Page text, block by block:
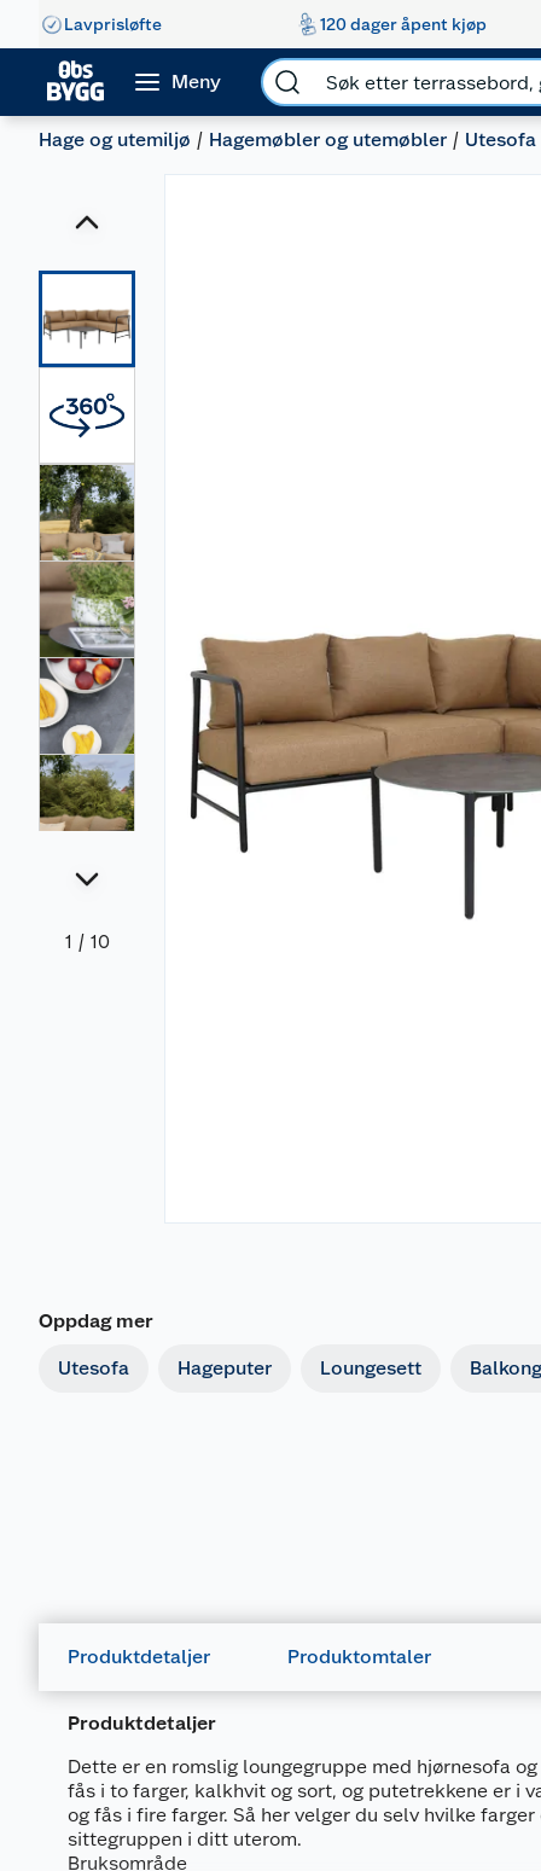
Lavprisløfte 120 dager åpent kjøp
Meny
Hage og utemiljø Hagemøbler og utemøbler Utesofa
1 / 10
Oppdag mer
Utesofa Hageputer Loungesett
Produktdetaljer Produktomtaler
Produktdetaljer
Dette er en romslig loungegruppe med hjørnesofa
fås i to farger, kalkhvit og sort, og putetrekkene er i
og fås i fire farger. Så her velger du selv hvilke farger
sittegruppen i ditt uterom.
Bruksområde